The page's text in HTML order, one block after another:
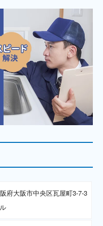
府大阪市中央区瓦屋町3-7-3